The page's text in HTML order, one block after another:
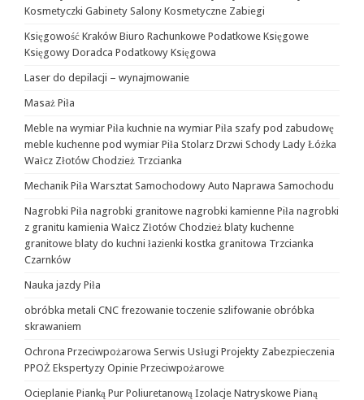
Kosmetyczki Gabinety Salony Kosmetyczne Zabiegi
Księgowość Kraków Biuro Rachunkowe Podatkowe Księgowe
Księgowy Doradca Podatkowy Księgowa
Laser do depilacji – wynajmowanie
Masaż Piła
Meble na wymiar Piła kuchnie na wymiar Piła szafy pod zabudowę
meble kuchenne pod wymiar Piła Stolarz Drzwi Schody Lady Łóżka
Wałcz Złotów Chodzież Trzcianka
Mechanik Piła Warsztat Samochodowy Auto Naprawa Samochodu
Nagrobki Piła nagrobki granitowe nagrobki kamienne Piła nagrobki
z granitu kamienia Wałcz Złotów Chodzież blaty kuchenne
granitowe blaty do kuchni łazienki kostka granitowa Trzcianka
Czarnków
Nauka jazdy Piła
obróbka metali CNC frezowanie toczenie szlifowanie obróbka
skrawaniem
Ochrona Przeciwpożarowa Serwis Usługi Projekty Zabezpieczenia
PPOŻ Ekspertyzy Opinie Przeciwpożarowe
Ocieplanie Pianką Pur Poliuretanową Izolacje Natryskowe Pianą